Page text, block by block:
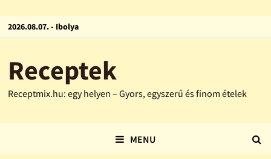
2026.08.07. - Ibolya
Receptek
Receptmix.hu: egy helyen – Gyors, egyszerű és finom ételek
MENU